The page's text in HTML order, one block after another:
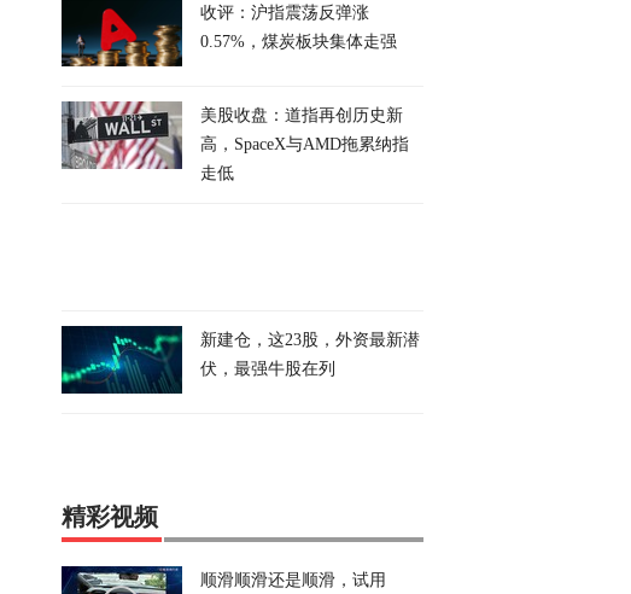
收评：沪指震荡反弹涨
0.57%，煤炭板块集体走强
美股收盘：道指再创历史新
高，SpaceX与AMD拖累纳指
走低
新建仓，这23股，外资最新潜
伏，最强牛股在列
精彩视频
顺滑顺滑还是顺滑，试用